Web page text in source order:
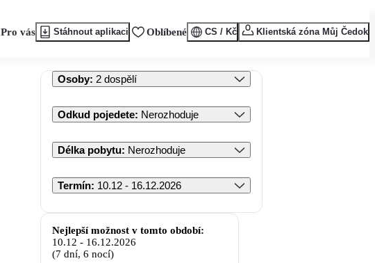
Pro vás Stáhnout aplikaci Oblíbené CS / Kč Klientská zóna Můj Čedok
Osoby: 2 dospělí
Odkud pojedete: Nerozhoduje
Délka pobytu: Nerozhoduje
Termín: 10.12 - 16.12.2026
Nejlepší možnost v tomto období:
10.12 - 16.12.2026
(7 dní, 6 nocí)